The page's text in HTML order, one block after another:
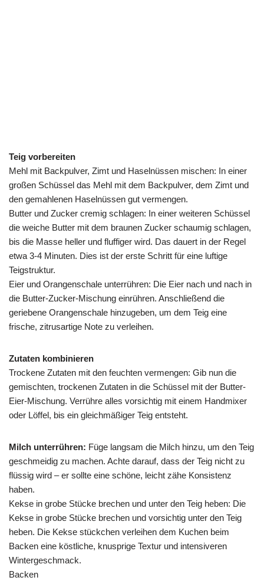
Teig vorbereiten
Mehl mit Backpulver, Zimt und Haselnüssen mischen: In einer
großen Schüssel das Mehl mit dem Backpulver, dem Zimt und
den gemahlenen Haselnüssen gut vermengen.
Butter und Zucker cremig schlagen: In einer weiteren Schüssel
die weiche Butter mit dem braunen Zucker schaumig schlagen,
bis die Masse heller und fluffiger wird. Das dauert in der Regel
etwa 3-4 Minuten. Dies ist der erste Schritt für eine luftige
Teigstruktur.
Eier und Orangenschale unterrühren: Die Eier nach und nach in
die Butter-Zucker-Mischung einrühren. Anschließend die
geriebene Orangenschale hinzugeben, um dem Teig eine
frische, zitrusartige Note zu verleihen.
Zutaten kombinieren
Trockene Zutaten mit den feuchten vermengen: Gib nun die
gemischten, trockenen Zutaten in die Schüssel mit der Butter-
Eier-Mischung. Verrühre alles vorsichtig mit einem Handmixer
oder Löffel, bis ein gleichmäßiger Teig entsteht.
Milch unterrühren: Füge langsam die Milch hinzu, um den Teig
geschmeidig zu machen. Achte darauf, dass der Teig nicht zu
flüssig wird – er sollte eine schöne, leicht zähe Konsistenz
haben.
Kekse in grobe Stücke brechen und unter den Teig heben: Die
Kekse in grobe Stücke brechen und vorsichtig unter den Teig
heben. Die Kekse stückchen verleihen dem Kuchen beim
Backen eine köstliche, knusprige Textur und intensiveren
Wintergeschmack.
Backen